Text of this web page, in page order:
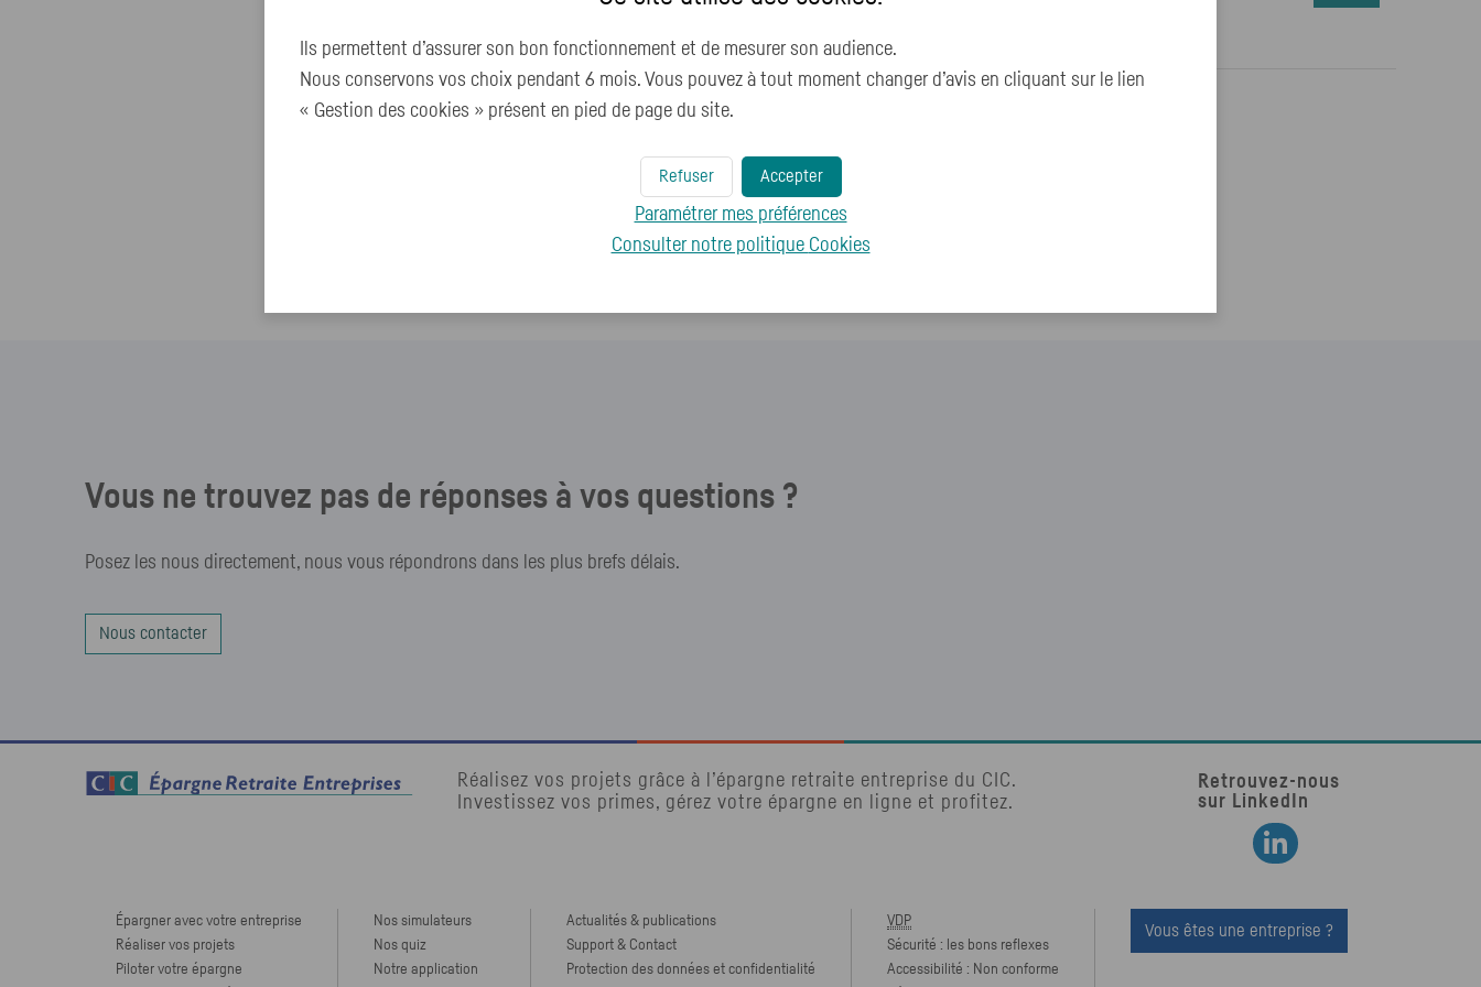
Ce contenu pourrait également vous intéresser :
Mon épargne est disponible, comment puis-je en disposer ?
Mon épargne est bloquée, comment puis je en disposer pour mes projets ?
Vous ne trouvez pas de réponses à vos questions ?
Posez les nous directement, nous vous répondrons dans les plus brefs délais.
Nous contacter
Réalisez vos projets grâce à l’épargne retraite entreprise du CIC.
Investissez vos primes, gérez votre épargne en ligne et profitez.
Retrouvez-nous
sur LinkedIn
Retrouvez-nous sur LinkedIn
Épargner avec votre entreprise
Réaliser vos projets
Piloter votre épargne
Nos simulateurs
Nos quiz
Notre application
Actualités & publications
Support & Contact
Protection des données et confidentialité
VDP
Sécurité : les bons reflexes
Accessibilité : Non conforme
Vous êtes une entreprise ?
Ils permettent d’assurer son bon fonctionnement et de mesurer son audience.
Nous conservons vos choix pendant 6 mois. Vous pouvez à tout moment changer d’avis en cliquant sur le lien
« Gestion des cookies » présent en pied de page du site.
Accepter
Refuser
Paramétrer mes préférences
Consulter notre politique Cookies